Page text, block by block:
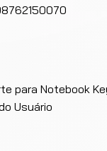
para Notebook
Usuário